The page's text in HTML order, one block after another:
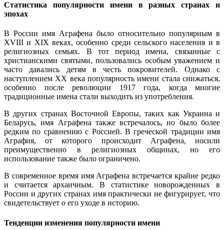
Статистика популярности имени в разных странах и
эпохах
В России имя Аграфена было относительно популярным в
XVIII и XIX веках, особенно среди сельского населения и в
религиозных семьях. В тот период имена, связанные с
христианскими святыми, пользовались особым уважением и
часто давались детям в честь покровителей. Однако с
наступлением XX века популярность имени стала снижаться,
особенно после революции 1917 года, когда многие
традиционные имена стали выходить из употребления.
В других странах Восточной Европы, таких как Украина и
Беларусь, имя Аграфена также встречалось, но было более
редким по сравнению с Россией. В греческой традиции имя
Аграфия, от которого происходит Аграфена, носили
преимущественно в религиозных общинах, но его
использование также было ограничено.
В современное время имя Аграфена встречается крайне редко
и считается архаичным. В статистике новорожденных в
России и других странах имя практически не фигурирует, что
свидетельствует о его уходе в историю.
Тенденции изменения популярности имени